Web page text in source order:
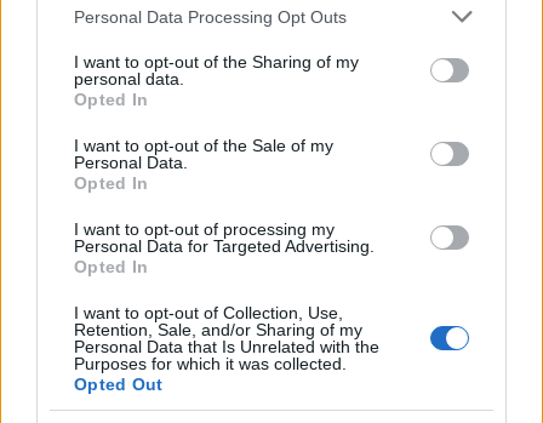
Please note that this website/app uses one or more Google
not limited to your visit or usage behaviour. You may click to
grant or deny consent to Google and its third-party tags to
use your data for below specified purposes in below Google
consent section.
Personal Data Processing Opt Outs
I want to opt-out of the Sharing of my
personal data.
Opted In
I want to opt-out of the Sale of my
Personal Data.
Opted In
I want to opt-out of processing my
Personal Data for Targeted Advertising.
Opted In
I want to opt-out of Collection, Use,
Retention, Sale, and/or Sharing of my
Personal Data that Is Unrelated with the
Purposes for which it was collected.
Opted Out
Τροχαίο ατύχημα για τον Mike: «Θα σας
ενημερώσω μόλις είμαι σε θέση να επιστρέψω»
06.08.2026